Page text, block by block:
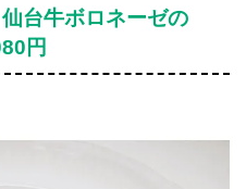
台牛ボロネーゼの
円